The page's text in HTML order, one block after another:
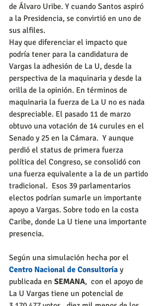
de Álvaro Uribe. Y cuando Santos aspiró
a la Presidencia, se convirtió en uno de
sus alfiles.
Hay que diferenciar el impacto que
podría tener para la candidatura de
Vargas la adhesión de La U, desde la
perspectiva de la maquinaria y desde la
orilla de la opinión. En términos de
maquinaria la fuerza de La U no es nada
despreciable. El pasado 11 de marzo
obtuvo una votación de 14 curules en el
Senado y 25 en la Cámara.  Y aunque
perdió el status de primera fuerza
política del Congreso, se consolidó con
una fuerza equivalente a la de un partido
tradicional.  Esos 39 parlamentarios
electos podrían sumarle un importante
apoyo a Vargas. Sobre todo en la costa
Caribe, donde La U tiene una importante
presencia.
Según una simulación hecha por el
Centro Nacional de Consultoría y
publicada en SEMANA,  con el apoyo de
La U Vargas tiene un potencial de